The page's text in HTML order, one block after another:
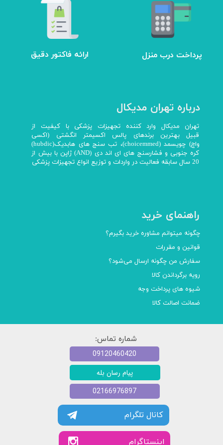
ارائه فاکتور دقیق پرداخت درب منزل
درباره تهران مدیکال
تهران مدیکال وارد کننده تجهیزات پزشکی با کیفیت از
قبیل بهترین برندهای پالس اکسیمتر انگشتی (اکسی
واچ) چویسمد (choicemmed)، تب سنج های هابدیک(hubdic)
کره جنوبی و فشارسنج های ای اند دی (AND) ژاپن با بیش از
20 سال سابقه فعالیت در واردات و توزیع انواع تجهیزات پزشکی
راهنمای خرید
چگونه میتوانم مشاوره خرید بگیرم؟
قوانین و مقررات
سفارش من چگونه ارسال می‌شود؟
رویه برگرداندن کالا
شیوه های پرداخت وجه
ضمانت اصالت کالا
شماره تماس:
کانال تلگرام
​​اینستاگرام
پیام رسان بله
09120460420
02166976897